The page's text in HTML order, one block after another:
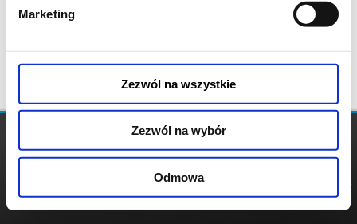
Marketing
Zezwól na wszystkie
Zezwól na wybór
Odmowa
POLITYKA
POLITYKA